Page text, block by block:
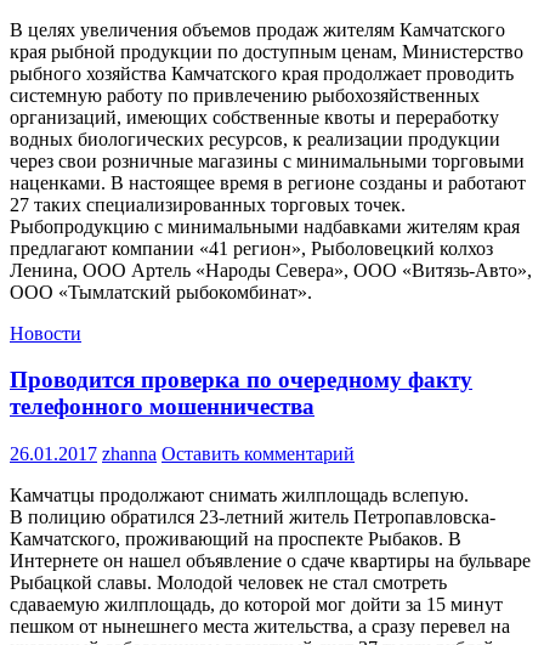
В целях увеличения объемов продаж жителям Камчатского
края рыбной продукции по доступным ценам, Министерство
рыбного хозяйства Камчатского края продолжает проводить
системную работу по привлечению рыбохозяйственных
организаций, имеющих собственные квоты и переработку
водных биологических ресурсов, к реализации продукции
через свои розничные магазины с минимальными торговыми
наценками. В настоящее время в регионе созданы и работают
27 таких специализированных торговых точек.
Рыбопродукцию с минимальными надбавками жителям края
предлагают компании «41 регион», Рыболовецкий колхоз
Ленина, ООО Артель «Народы Севера», ООО «Витязь-Авто»,
ООО «Тымлатский рыбокомбинат».
Новости
Проводится проверка по очередному факту
телефонного мошенничества
26.01.2017 zhanna Оставить комментарий
Камчатцы продолжают снимать жилплощадь вслепую.
В полицию обратился 23-летний житель Петропавловска-
Камчатского, проживающий на проспекте Рыбаков. В
Интернете он нашел объявление о сдаче квартиры на бульваре
Рыбацкой славы. Молодой человек не стал смотреть
сдаваемую жилплощадь, до которой мог дойти за 15 минут
пешком от нынешнего места жительства, а сразу перевел на